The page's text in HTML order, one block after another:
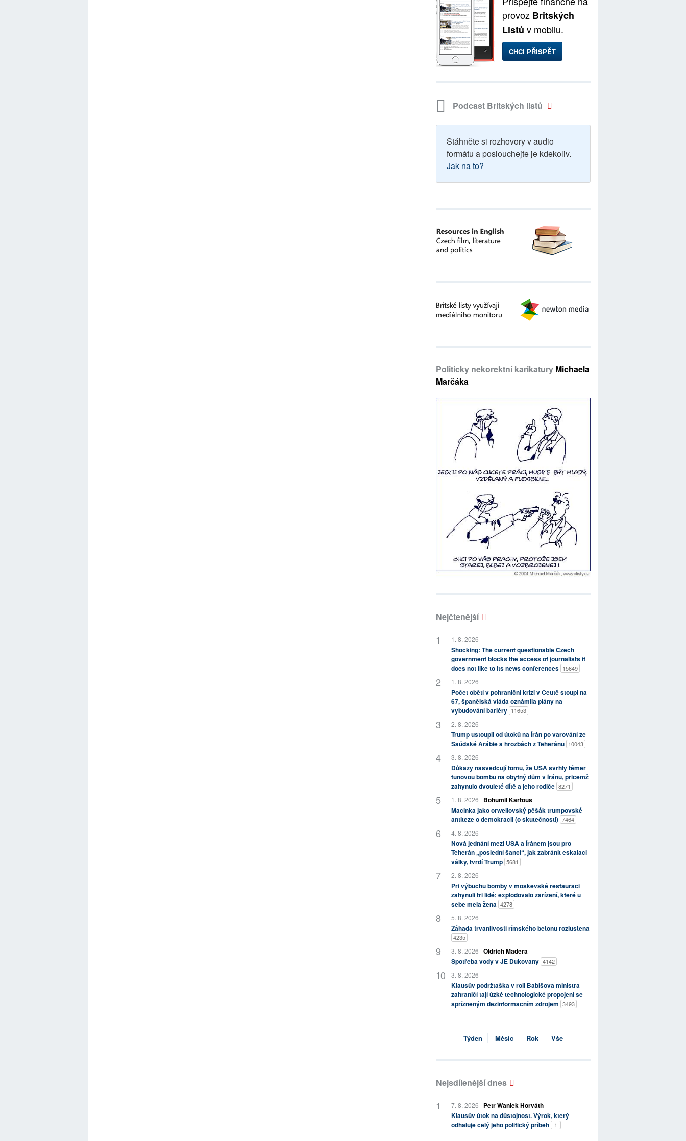
provoz Britských
Listů v mobilu.
CHCI PŘISPĚT
Podcast Britských listů
Stáhněte si rozhovory v audio
formátu a poslouchejte je kdekoliv.
Jak na to?
Politicky nekorektní karikatury Michaela
Marčáka
Nejčtenější
1. 8. 2026
Shocking: The current questionable Czech
government blocks the access of journalists it
does not like to its news conferences 15649
1. 8. 2026
Počet obětí v pohraniční krizi v Ceutě stoupl na
67, španělská vláda oznámila plány na
vybudování bariéry 11653
2. 8. 2026
Trump ustoupil od útoků na Írán po varování ze
Saúdské Arábie a hrozbách z Teheránu 10043
3. 8. 2026
Důkazy nasvědčují tomu, že USA svrhly téměř
tunovou bombu na obytný dům v Íránu, přičemž
zahynulo dvouleté dítě a jeho rodiče 8271
1. 8. 2026
Bohumil Kartous
Macinka jako orwellovský pěšák trumpovské
antiteze o demokracii (o skutečnosti) 7464
4. 8. 2026
Nová jednání mezi USA a Íránem jsou pro
Teherán „poslední šancí“, jak zabránit eskalaci
války, tvrdí Trump 5681
2. 8. 2026
Při výbuchu bomby v moskevské restauraci
zahynuli tři lidé; explodovalo zařízení, které u
sebe měla žena 4278
5. 8. 2026
Záhada trvanlivosti římského betonu rozluštěna
4235
3. 8. 2026 Oldřich Maděra
Spotřeba vody v JE Dukovany 4142
3. 8. 2026
Klausův podržtaška v roli Babišova ministra
zahraničí tají úzké technologické propojení se
spřízněným dezinformačním zdrojem 3493
Týden Měsíc Rok Vše
Nejsdílenější dnes
7. 8. 2026
Petr Waniek Horváth
Klausův útok na důstojnost. Výrok, který
odhaluje celý jeho politický příběh
1